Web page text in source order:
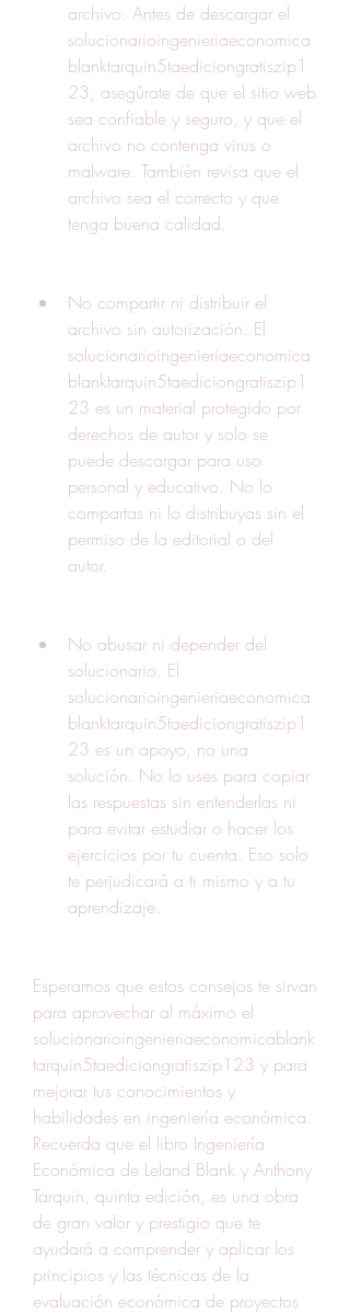
archivo. Antes de descargar el
solucionarioingenieriaeconomica
blanktarquin5taediciongratiszip1
23, asegúrate de que el sitio web
sea confiable y seguro, y que el
archivo no contenga virus o
malware. También revisa que el
archivo sea el correcto y que
tenga buena calidad.
No compartir ni distribuir el
archivo sin autorización. El
solucionarioingenieriaeconomica
blanktarquin5taediciongratiszip1
23 es un material protegido por
derechos de autor y solo se
puede descargar para uso
personal y educativo. No lo
compartas ni lo distribuyas sin el
permiso de la editorial o del
autor.
No abusar ni depender del
solucionario. El
solucionarioingenieriaeconomica
blanktarquin5taediciongratiszip1
23 es un apoyo, no una
solución. No lo uses para copiar
las respuestas sin entenderlas ni
para evitar estudiar o hacer los
ejercicios por tu cuenta. Eso solo
te perjudicará a ti mismo y a tu
aprendizaje.
Esperamos que estos consejos te sirvan
para aprovechar al máximo el
solucionarioingenieriaeconomicablank
tarquin5taediciongratiszip123 y para
mejorar tus conocimientos y
habilidades en ingeniería económica.
Recuerda que el libro Ingeniería
Económica de Leland Blank y Anthony
Tarquin, quinta edición, es una obra
de gran valor y prestigio que te
ayudará a comprender y aplicar los
principios y las técnicas de la
evaluación económica de proyectos